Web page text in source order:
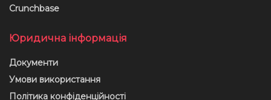
Crunchbase
Юридична інформація
Документи
Умови використання
Політика конфіденційності